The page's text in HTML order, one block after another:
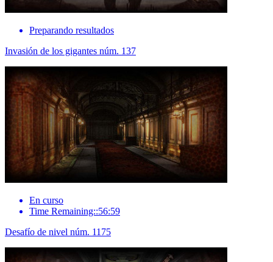
Preparando resultados
Invasión de los gigantes núm. 137
En curso
Time Remaining::56:59
Desafío de nivel núm. 1175